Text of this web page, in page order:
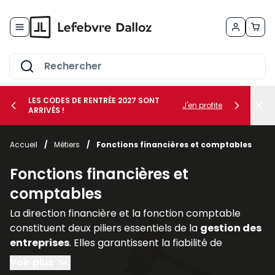
le sous-menu Vos métiers
le sous-menu Vos besoins
LES CODES DE RENTRÉE 2027 SONT
ARRIVÉS !
J'en profite
Accueil / Métiers / Fonctions financières et comptables
Fonctions financières et
comptables
La direction financière et la fonction comptable
constituent deux piliers essentiels de la gestion des
entreprises. Elles garantissent la fiabilité de
l’information financière, assurent la